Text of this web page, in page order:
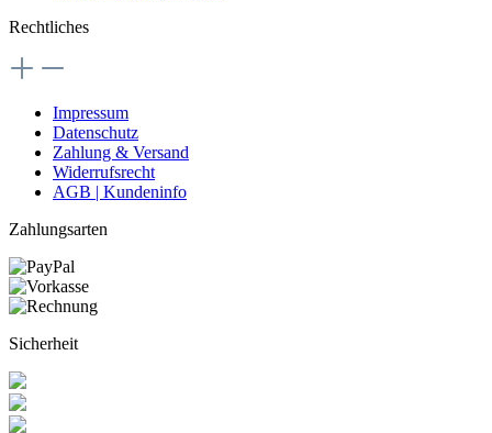
Rechtliches
Impressum
Datenschutz
Zahlung & Versand
Widerrufsrecht
AGB | Kundeninfo
Zahlungsarten
Sicherheit